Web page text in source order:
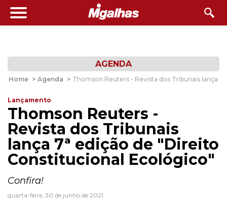
AGENDA
Home > Agenda > Thomson Reuters - Revista dos Tribunais lança
Lançamento
Thomson Reuters -
Revista dos Tribunais
lança 7ª edição de "Direito
Constitucional Ecológico"
Confira!
quarta-feira, 30 de junho de 2021